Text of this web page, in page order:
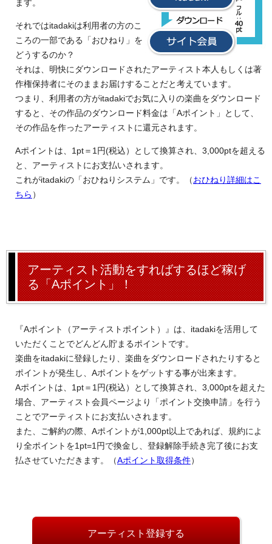
ます。
それではitadakiは利用者の方のこ
ころの一部である「おひねり」を
どうするのか？
それは、明快にダウンロードされたアーティスト本人もしくは著
作権保持者にそのままお届けすることだと考えています。
つまり、利用者の方がitadakiでお気に入りの楽曲をダウンロード
すると、その作品のダウンロード料金は「Aポイント」として、
その作品を作ったアーティストに還元されます。
Aポイントは、1pt＝1円(税込）として換算され、3,000ptを超える
と、アーティストにお支払いされます。
これがitadakiの「おひねりシステム」です。（おひねり詳細はこ
ちら ）
アーティスト活動をすればするほど稼げ
る「Aポイント」！
『Aポイント（アーティストポイント）』は、itadakiを活用して
いただくことでどんどん貯まるポイントです。
楽曲をitadakiに登録したり、楽曲をダウンロードされたりすると
ポイントが発生し、Aポイントをゲットする事が出来ます。
Aポイントは、1pt＝1円(税込）として換算され、3,000ptを超えた
場合、アーティスト会員ページより「ポイント交換申請」を行う
ことでアーティストにお支払いされます。
また、ご解約の際、Aポイントが1,000pt以上であれば、規約によ
り全ポイントを1pt=1円で換金し、登録解除手続き完了後にお支
払させていただきます。（Aポイント取得条件）
アーティスト登録する